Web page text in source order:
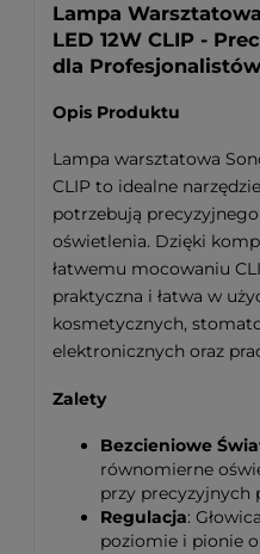
Lampa
LED 12W CLIP -
dla Profesjonalistów
Opis Produktu
Lampa warsztatowa
CLIP to idealne
potrzebują
oświetlenia. Dzięki
łatwemu mocowaniu
praktyczna i łatwa w
kosmetycznych,
elektronicznych oraz
Zalety
Bezcieniowe
równomierne
przy precyzyjnych
Regulacja:
poziomie i pionie